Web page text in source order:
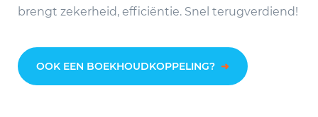
brengt zekerheid, efficiëntie. Snel terugverdiend!
OOK EEN BOEKHOUDKOPPELING? ➜